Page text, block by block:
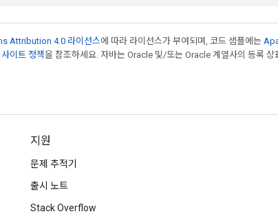
Attribution 4.0 라이선스에 따라 라이선스가 부여되며, 코드 샘플에는
이트 정책을 참조하세요. 자바는 Oracle 및/또는 Oracle 계열사의 등록 상
지원
문제 추적기
출시 노트
Stack Overflow